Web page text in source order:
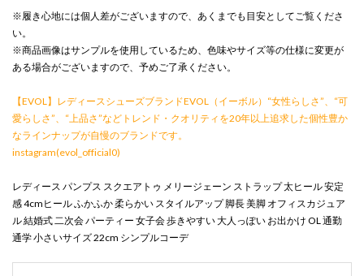
※履き心地には個人差がございますので、あくまでも目安としてご覧くださ
い。
※商品画像はサンプルを使用しているため、色味やサイズ等の仕様に変更が
ある場合がございますので、予めご了承ください。
【EVOL】レディースシューズブランドEVOL（イーボル）“女性らしさ”、“可
愛らしさ”、“上品さ”などトレンド・クオリティを20年以上追求した個性豊か
なラインナップが自慢のブランドです。
instagram(evol_official0)
レディース パンプス スクエアトゥ メリージェーン ストラップ 太ヒール 安定
感 4cmヒール ふかふか 柔らかい スタイルアップ 脚長 美脚 オフィスカジュア
ル 結婚式 二次会 パーティー 女子会 歩きやすい 大人っぽい お出かけ OL 通勤
通学 小さいサイズ 22cm シンプルコーデ